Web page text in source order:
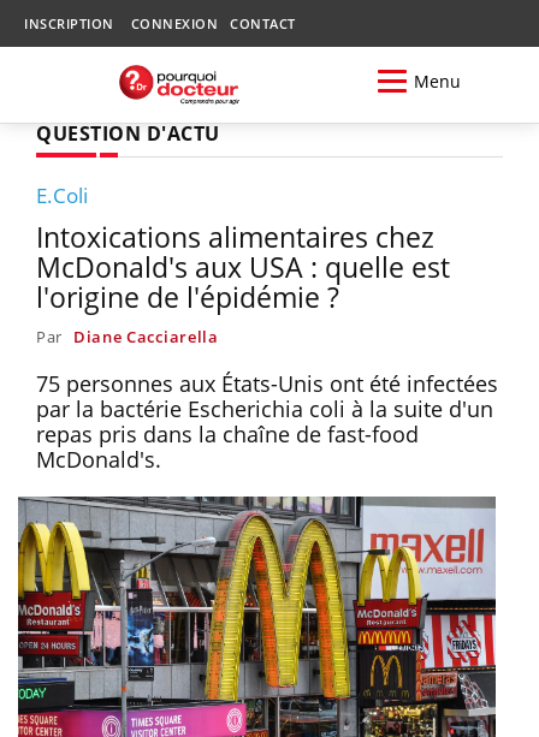
INSCRIPTION CONNEXION CONTACT
Menu
QUESTION D'ACTU
E.Coli
Intoxications alimentaires chez
McDonald's aux USA : quelle est
l'origine de l'épidémie ?
Par Diane Cacciarella
75 personnes aux États-Unis ont été infectées
par la bactérie Escherichia coli à la suite d'un
repas pris dans la chaîne de fast-food
McDonald's.